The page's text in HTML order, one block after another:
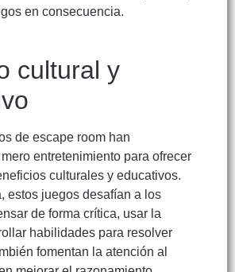
en consecuencia.
cultural y
de escape room han
entretenimiento para ofrecer
culturales y educativos.
estos juegos desafían a los
de forma crítica, usar la
habilidades para resolver
fomentan la atención al